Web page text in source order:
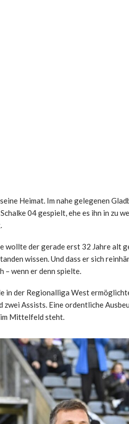
Heimat. Im nahe gelegenen
04 gespielt, ehe es ihn in zu
wollte der gerade erst 32 Jahre alt
wissen. Und dass er sich
– wenn er denn spielte.
in der Regionalliga West
Assists. Eine ordentliche
im Mittelfeld steht.